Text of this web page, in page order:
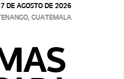
ubicada en la 6 avenida 9-36,
ubicada en la 6 avenida 9-
D...